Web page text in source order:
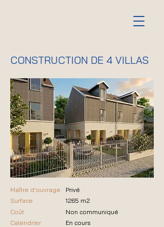
CONSTRUCTION DE 4 VILLAS
Maître d'ouvrage
Surface
Coût
Calendrier
Privé
1265 m2
Non communiqué
En cours